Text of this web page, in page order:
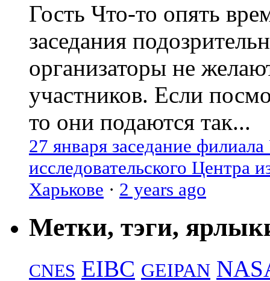
Гость Что-то опять
заседания
организаторы не
участников. Если
то они подаются так...
27 января заседание
исследовательского Центра
Харькове · 2 years ago
Метки, тэги,
CNES EIBC GEIPAN